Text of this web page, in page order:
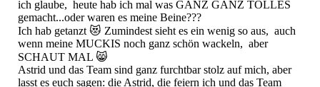
ich glaube, heute hab ich mal was GANZ GANZ TOLLES
gemacht...oder waren es meine Beine???
Ich hab getanzt 😻 Zumindest sieht es ein wenig so aus, auch
wenn meine MUCKIS noch ganz schön wackeln, aber
SCHAUT MAL 😸
Astrid und das Team sind ganz furchtbar stolz auf mich, aber
lasst es euch sagen: die Astrid, die feiern ich und das Team